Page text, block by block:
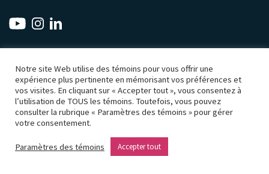
Politique d’utilisation des témoins
Accessibilité
Conditions d’utilisation
Paramètres des témoins
© Droits d'auteur 2026 Dye & Durham Corporation
Notre site Web utilise des témoins pour vous offrir une
expérience plus pertinente en mémorisant vos préférences et
vos visites. En cliquant sur « Accepter tout », vous consentez à
l’utilisation de TOUS les témoins. Toutefois, vous pouvez
consulter la rubrique « Paramètres des témoins » pour gérer
votre consentement.
Paramètres des témoins Accepter tout